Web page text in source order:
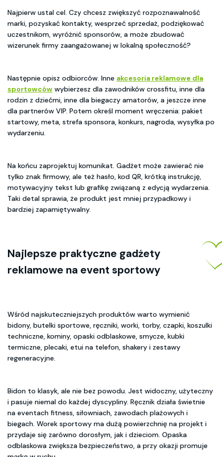
Najpierw ustal cel. Czy chcesz zwiększyć rozpoznawalność
marki, pozyskać kontakty, wesprzeć sprzedaż, podziękować
uczestnikom, wyróżnić sponsorów, a może zbudować
wizerunek firmy zaangażowanej w lokalną społeczność?
Następnie opisz odbiorców. Inne akcesoria reklamowe dla
sportowców wybierzesz dla zawodników crossfitu, inne dla
rodzin z dziećmi, inne dla biegaczy amatorów, a jeszcze inne
dla partnerów VIP. Potem określ moment wręczenia: pakiet
startowy, meta, strefa sponsora, konkurs, nagroda, wysyłka po
wydarzeniu.
Na końcu zaprojektuj komunikat. Gadżet może zawierać nie
tylko znak firmowy, ale też hasło, kod QR, krótką instrukcję,
motywacyjny tekst lub grafikę związaną z edycją wydarzenia.
Taki detal sprawia, że produkt jest mniej przypadkowy i
bardziej zapamiętywalny.
Najlepsze praktyczne gadżety
reklamowe na event sportowy
Wśród najskuteczniejszych produktów warto wymienić
bidony, butelki sportowe, ręczniki, worki, torby, czapki, koszulki
techniczne, kominy, opaski odblaskowe, smycze, kubki
termiczne, plecaki, etui na telefon, shakery i zestawy
regeneracyjne.
Bidon to klasyk, ale nie bez powodu. Jest widoczny, użyteczny
i pasuje niemal do każdej dyscypliny. Ręcznik działa świetnie
na eventach fitness, siłowniach, zawodach plażowych i
biegach. Worek sportowy ma dużą powierzchnię na projekt i
przydaje się zarówno dorosłym, jak i dzieciom. Opaska
odblaskowa zwiększa bezpieczeństwo, a przy okazji promuje